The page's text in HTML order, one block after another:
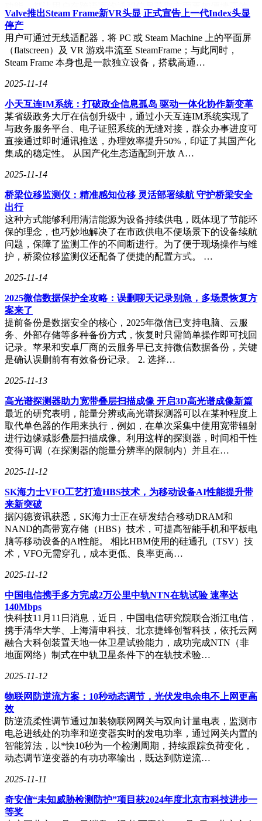
功能，都让用户在跨语言沟通和信息获取方面更加便捷高效。
在影像系统方面，三星Galaxy S24同样表现出色。该机配备了
强大的后置三摄组合，支持3倍光学变焦和高达30倍的数码变
的加入还大幅增强了手机的影像后期编辑能力，让用户能够轻
松创作出更加专业且富有创意的照片和视频作品。
性能方面，三星Galaxy S24搭载了全系列标配的第三代骁龙8
移动平台(for Galaxy)，全面提升了CPU、GPU和NPU的性能表
现。配合专属的性能优化和增强的散热系统，该机能够轻松应
对日常使用、大型游戏和丰富的AI应用等场景，为用户带来
三星Galaxy S24以其精巧时尚的外观设计、出色的屏幕显示、
强大的性能和前沿的AI体验赢得了消费者的青睐。相信这款
便携旗舰手机将成为更多用户的理想之选，并引领时尚潮流的
发展。
Valve推出Steam Frame新VR头显 正式宣告上一代Index头显
停产
用户可通过无线适配器，将 PC 或 Steam Machine 上的平面屏
（flatscreen）及 VR 游戏串流至 SteamFrame；与此同时，
Steam Frame 本身也是一款独立设备，搭载高通…
2025-11-14
小天互连IM系统：打破政企信息孤岛 驱动一体化协作新变革
某省级政务大厅在信创升级中，通过小天互连IM系统实现了
与政务服务平台、电子证照系统的无缝对接，群众办事进度可
直接通过即时通讯推送，办理效率提升50%，印证了其国产化
集成的稳定性。 从国产化生态适配到开放 A…
2025-11-14
桥梁位移监测仪：精准感知位移 灵活部署续航 守护桥梁安全
出行
这种方式能够利用清洁能源为设备持续供电，既体现了节能环
保的理念，也巧妙地解决了在市政供电不便场景下的设备续航
问题，保障了监测工作的不间断进行。为了便于现场操作与维
护，桥梁位移监测仪还配备了便捷的配置方式。 …
2025-11-14
2025微信数据保护全攻略：误删聊天记录别急，多场景恢复方
案来了
提前备份是数据安全的核心，2025年微信已支持电脑、云服
务、外部存储等多种备份方式，恢复时只需简单操作即可找回
记录。苹果和安卓厂商的云服务早已支持微信数据备份，关键
是确认误删前有有效备份记录。 2. 选择…
2025-11-13
高光谱探测器助力宽带叠层扫描成像 开启3D高光谱成像新篇
最近的研究表明，能量分辨或高光谱探测器可以在某种程度上
取代单色器的作用来执行，例如，在单次采集中使用宽带辐射
进行边缘减影叠层扫描成像。利用这样的探测器，时间相干性
变得可调（在探测器的能量分辨率的限制内）并且在…
2025-11-12
SK海力士VFO工艺打造HBS技术，为移动设备AI性能提升带
来新突破
据闪德资讯获悉，SK海力士正在研发结合移动DRAM和
NAND的高带宽存储（HBS）技术，可提高智能手机和平板电
脑等移动设备的AI性能。 相比HBM使用的硅通孔（TSV）技
术，VFO无需穿孔，成本更低、良率更高…
2025-11-12
中国电信携手多方完成2万公里中轨NTN在轨试验 速率达
140Mbps
快科技11月11日消息，近日，中国电信研究院联合浙江电信，
携手清华大学、上海清申科技、北京捷蜂创智科技，依托云网
融合大科创装置天地一体卫星试验能力，成功完成NTN（非
地面网络）制式在中轨卫星条件下的在轨技术验…
2025-11-12
物联网防逆流方案：10秒动态调节，光伏发电余电不上网更高
效
防逆流柔性调节通过加装物联网网关与双向计量电表，监测市
电总进线处的功率和逆变器实时的发电功率，通过网关内置的
智能算法，以*快10秒为一个检测周期，持续跟踪负荷变化，
动态调节逆变器的有功功率输出，既达到防逆流…
2025-11-11
奇安信“未知威胁检测防护”项目获2024年度北京市科技进步一
等奖